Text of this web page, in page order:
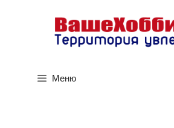
содержимому
Меню